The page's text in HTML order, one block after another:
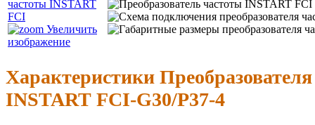
Увеличить
изображение
Характеристики
INSTART FCI-G30/P37-4